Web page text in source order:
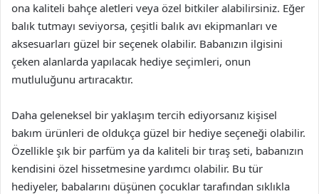
ona kaliteli bahçe aletleri veya özel bitkiler alabilirsiniz. Eğer
balık tutmayı seviyorsa, çeşitli balık avı ekipmanları ve
aksesuarları güzel bir seçenek olabilir. Babanızın ilgisini
çeken alanlarda yapılacak hediye seçimleri, onun
mutluluğunu artıracaktır.
Daha geleneksel bir yaklaşım tercih ediyorsanız kişisel
bakım ürünleri de oldukça güzel bir hediye seçeneği olabilir.
Özellikle şık bir parfüm ya da kaliteli bir tıraş seti, babanızın
kendisini özel hissetmesine yardımcı olabilir. Bu tür
hediyeler, babalarını düşünen çocuklar tarafından sıklıkla